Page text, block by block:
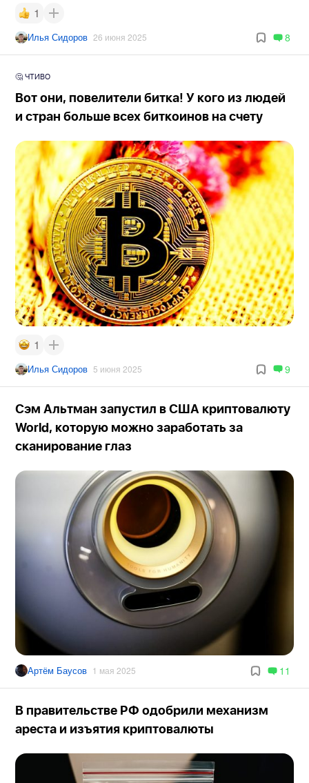
1
Илья Сидоров 26 июня 2025 8
🤔 ЧТИВО
Вот они, повелители битка! У кого из людей
и стран больше всех биткоинов на счету
1
Илья Сидоров 5 июня 2025 9
Сэм Альтман запустил в США криптовалюту
World, которую можно заработать за
сканирование глаз
Артём Баусов 1 мая 2025 11
В правительстве РФ одобрили механизм
ареста и изъятия криптовалюты